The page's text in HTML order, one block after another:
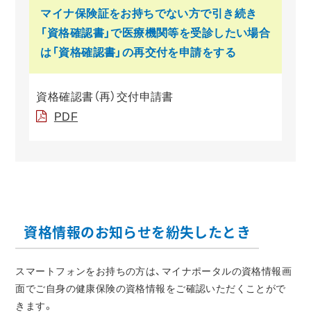
マイナ保険証をお持ちでない方で引き続き
「資格確認書」で医療機関等を受診したい場合
は 「資格確認書」の再交付を申請をする
資格確認書（再）交付申請書
PDF
資格情報のお知らせを紛失したとき
スマートフォンをお持ちの方は、マイナポータルの資格情報画
面でご自身の健康保険の資格情報をご確認いただくことがで
きます。